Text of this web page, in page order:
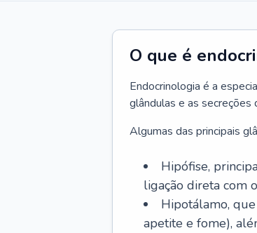
O que é
Endocrinologia é a
glândulas e as secreções
Algumas das principais
Hipófise,
ligação direta com
Hipotálamo,
apetite e fome),